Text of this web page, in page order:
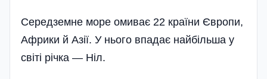
Середземне море омиває 22 країни Європи,
Африки й Азії. У нього впадає найбільша у
світі річка — Ніл.